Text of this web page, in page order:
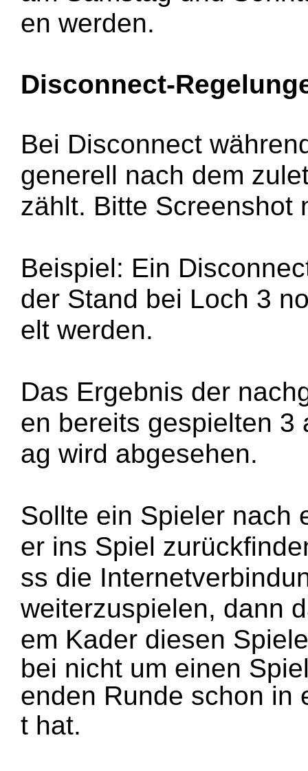
en werden.
Disconnect-
Bei Disconnect
generell nach dem
zählt. Bitte Screenshot
Beispiel: Ein
der Stand bei Loch 3
elt werden.
Das Ergebnis der
en bereits gespielten 3
ag wird abgesehen.
Sollte ein Spieler nach
er ins Spiel
ss die
weiterzuspielen, dann
em Kader diesen
bei nicht um einen
enden Runde schon in
t hat.